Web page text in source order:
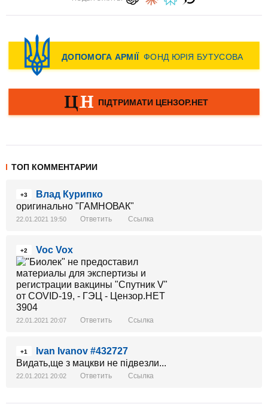
ТОП КОММЕНТАРИИ
+3
Влад Курипко
оригинально "ГАМНОВАК"
22.01.2021 19:50 Ответить Ссылка
+2 Voc Vox
22.01.2021 20:07 Ответить Ссылка
+1
Ivan Ivanov #432727
Видать,ще з мацкви не підвезли...
22.01.2021 20:02 Ответить Ссылка